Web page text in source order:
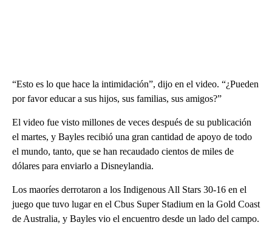
“Esto es lo que hace la intimidación”, dijo en el video. “¿Pueden
por favor educar a sus hijos, sus familias, sus amigos?”
El video fue visto millones de veces después de su publicación
el martes, y Bayles recibió una gran cantidad de apoyo de todo
el mundo, tanto, que se han recaudado cientos de miles de
dólares para enviarlo a Disneylandia.
Los maoríes derrotaron a los Indigenous All Stars 30-16 en el
juego que tuvo lugar en el Cbus Super Stadium en la Gold Coast
de Australia, y Bayles vio el encuentro desde un lado del campo.